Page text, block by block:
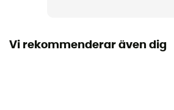
Vi rekommenderar även dig